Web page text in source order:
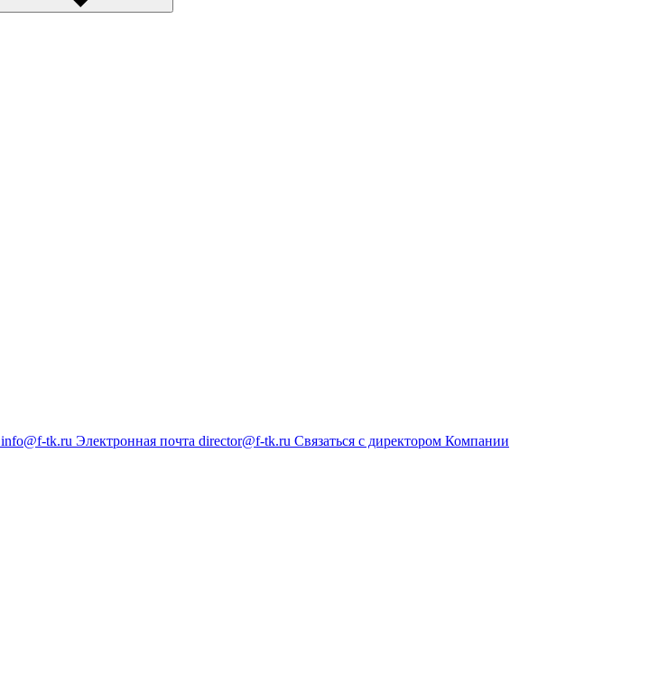
info@f-tk.ru Электронная почта director@f-tk.ru Связаться с директором Компании